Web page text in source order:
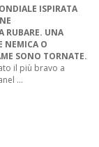
ISPIRATA
RUBARE. UNA
NEMICA O
SONO TORNATE.
il più bravo a
...